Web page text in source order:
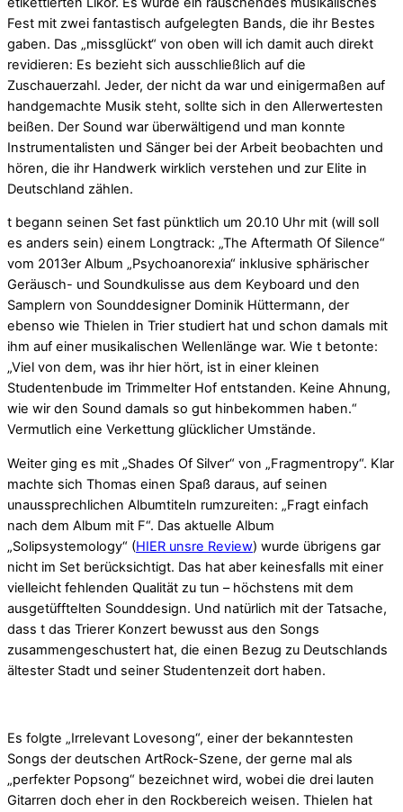
Fest mit zwei fantastisch aufgelegten Bands, die ihr Bestes
gaben. Das „missglückt“ von oben will ich damit auch direkt
revidieren: Es bezieht sich ausschließlich auf die
Zuschauerzahl. Jeder, der nicht da war und einigermaßen auf
handgemachte Musik steht, sollte sich in den Allerwertesten
beißen. Der Sound war überwältigend und man konnte
Instrumentalisten und Sänger bei der Arbeit beobachten und
hören, die ihr Handwerk wirklich verstehen und zur Elite in
Deutschland zählen.
t begann seinen Set fast pünktlich um 20.10 Uhr mit (will soll
es anders sein) einem Longtrack: „The Aftermath Of Silence“
vom 2013er Album „Psychoanorexia“ inklusive sphärischer
Geräusch- und Soundkulisse aus dem Keyboard und den
Samplern von Sounddesigner Dominik Hüttermann, der
ebenso wie Thielen in Trier studiert hat und schon damals mit
ihm auf einer musikalischen Wellenlänge war. Wie t betonte:
„Viel von dem, was ihr hier hört, ist in einer kleinen
Studentenbude im Trimmelter Hof entstanden. Keine Ahnung,
wie wir den Sound damals so gut hinbekommen haben.“
Vermutlich eine Verkettung glücklicher Umstände.
Weiter ging es mit „Shades Of Silver“ von „Fragmentropy“. Klar
machte sich Thomas einen Spaß daraus, auf seinen
unaussprechlichen Albumtiteln rumzureiten: „Fragt einfach
nach dem Album mit F“. Das aktuelle Album
„Solipsystemology“ (HIER unsre Review) wurde übrigens gar
nicht im Set berücksichtigt. Das hat aber keinesfalls mit einer
vielleicht fehlenden Qualität zu tun – höchstens mit dem
ausgetüfftelten Sounddesign. Und natürlich mit der Tatsache,
dass t das Trierer Konzert bewusst aus den Songs
zusammengeschustert hat, die einen Bezug zu Deutschlands
ältester Stadt und seiner Studentenzeit dort haben.
Es folgte „Irrelevant Lovesong“, einer der bekanntesten
Songs der deutschen ArtRock-Szene, der gerne mal als
„perfekter Popsong“ bezeichnet wird, wobei die drei lauten
Gitarren doch eher in den Rockbereich weisen. Thielen hat